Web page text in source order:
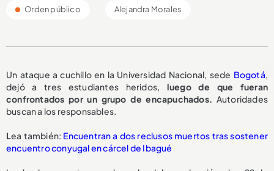
Orden público Alejandra Morales
Un ataque a cuchillo en la Universidad Nacional, sede Bogotá,
dejó a tres estudiantes heridos, luego de que fueran
confrontados por un grupo de encapuchados. Autoridades
buscan a los responsables.
Lea también: Encuentran a dos reclusos muertos tras sostener
encuentro conyugal en cárcel de Ibagué